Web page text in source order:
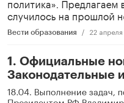
случилось на прошлой
Вести образования / 22
1. Официальные
Законодательные
18.04. Выполнение задач,